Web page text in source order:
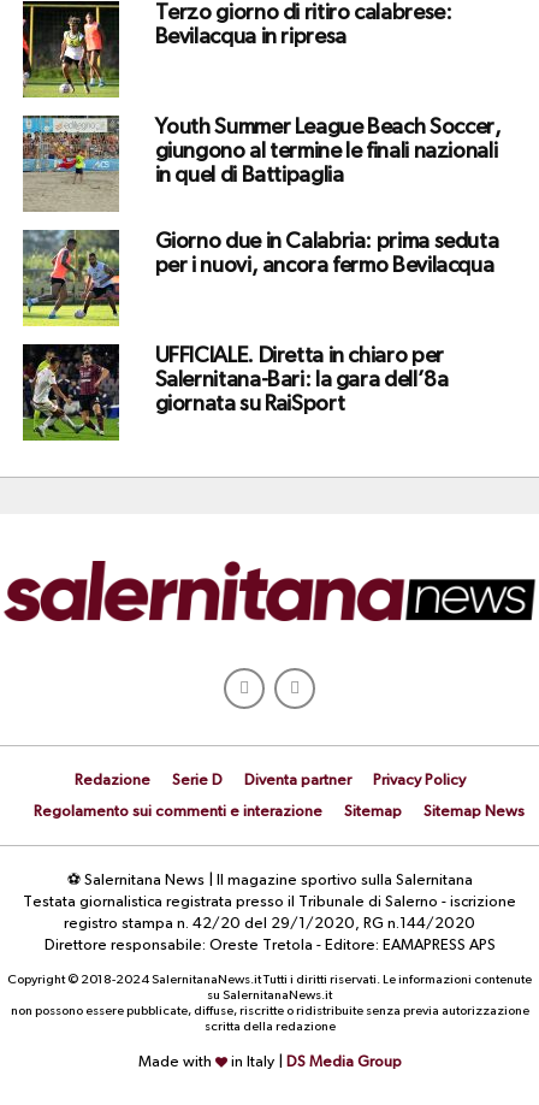
Terzo giorno di ritiro calabrese:
Bevilacqua in ripresa
Youth Summer League Beach Soccer,
giungono al termine le finali nazionali
in quel di Battipaglia
Giorno due in Calabria: prima seduta
per i nuovi, ancora fermo Bevilacqua
UFFICIALE. Diretta in chiaro per
Salernitana-Bari: la gara dell’8a
giornata su RaiSport
Redazione Serie D Diventa partner
Privacy Policy
Regolamento sui commenti e interazione
Sitemap Sitemap News
⚽ Salernitana News | Il magazine sportivo sulla Salernitana
Testata giornalistica registrata presso il Tribunale di Salerno - iscrizione
registro stampa n. 42/20 del 29/1/2020, RG n.144/2020
Direttore responsabile: Oreste Tretola - Editore: EAMAPRESS APS
Copyright © 2018-2024 SalernitanaNews.it Tutti i diritti riservati. Le informazioni contenute
su SalernitanaNews.it
non possono essere pubblicate, diffuse, riscritte o ridistribuite senza previa autorizzazione
scritta della redazione
Made with in Italy | DS Media Group